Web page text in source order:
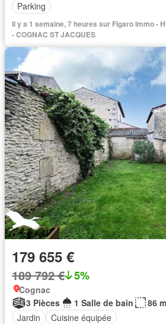
Parking
Il y a 1 semaine, 7 heures sur Figaro Immo -
- COGNAC ST JACQUES
179 655 €
189 792 € 5%
Cognac
3 Pièces
1 Salle de bain
86
Jardin
Cuisine équipée